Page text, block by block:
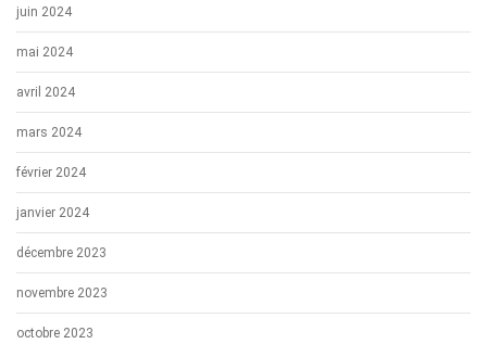
juin 2024
mai 2024
avril 2024
mars 2024
février 2024
janvier 2024
décembre 2023
novembre 2023
octobre 2023